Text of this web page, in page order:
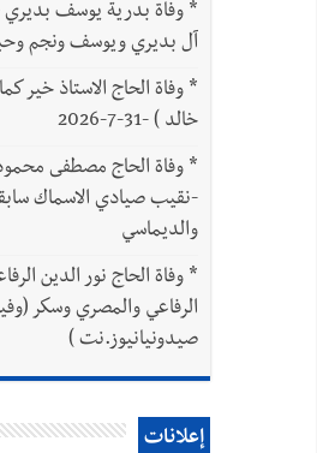
*
آل بديري ويوسف ونجم
* وفاة الحاج الاستاذ خير
خالد ) -31-7-2026
*
-نقيب صيادي الاسماك
والديماسي
*
الرفاعي والمصري وسكر
صيدونيانيوز.نت )
إعلانات